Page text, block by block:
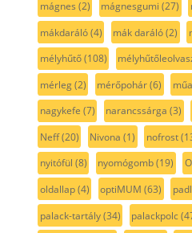
mágnes (2) mágnesgumi (27)
mákdaráló(4) mák daráló(2)
mélyhűtő(108)
mérleg(2) mérőpohár(6)
nagykefe (7) narancssárga (3)
Neff(20) Nivona (1) nofrost
nyitófül (8) nyomógomb(19)
oldallap(4) optiMUM (63)
palack-tartály(34) palackpolc